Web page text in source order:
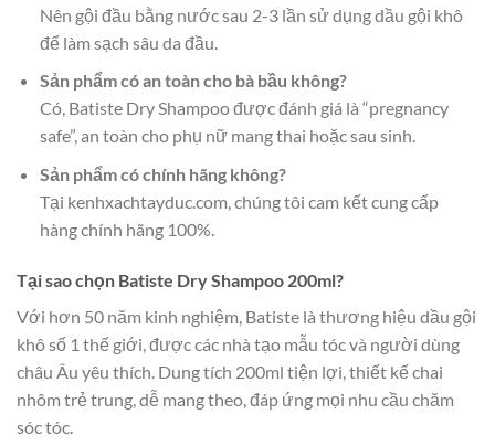
Nên gội đầu bằng nước sau 2-3 lần sử dụng dầu gội khô
để làm sạch sâu da đầu.
Sản phẩm có an toàn cho bà bầu không?
Có, Batiste Dry Shampoo được đánh giá là “pregnancy
safe”, an toàn cho phụ nữ mang thai hoặc sau sinh.
Sản phẩm có chính hãng không?
Tại kenhxachtayduc.com, chúng tôi cam kết cung cấp
hàng chính hãng 100%.
Tại sao chọn Batiste Dry Shampoo 200ml?
Với hơn 50 năm kinh nghiệm, Batiste là thương hiệu dầu gội
khô số 1 thế giới, được các nhà tạo mẫu tóc và người dùng
châu Âu yêu thích. Dung tích 200ml tiện lợi, thiết kế chai
nhôm trẻ trung, dễ mang theo, đáp ứng mọi nhu cầu chăm
sóc tóc.